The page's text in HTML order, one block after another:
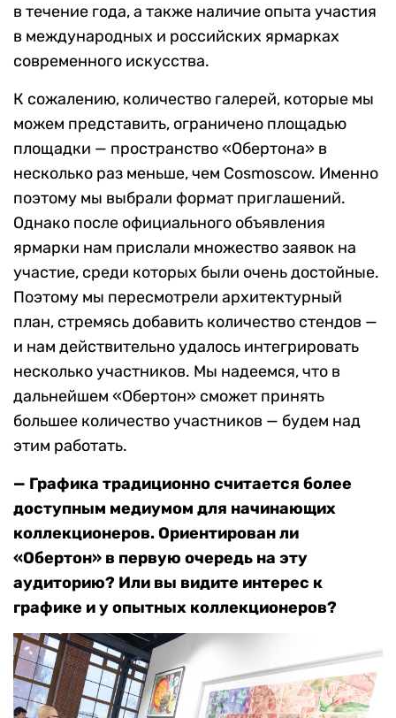
в течение года, а также наличие опыта участия
в международных и российских ярмарках
современного искусства.
К сожалению, количество галерей, которые мы
можем представить, ограничено площадью
площадки — пространство «Обертона» в
несколько раз меньше, чем Сosmoscow. Именно
поэтому мы выбрали формат приглашений.
Однако после официального объявления
ярмарки нам прислали множество заявок на
участие, среди которых были очень достойные.
Поэтому мы пересмотрели архитектурный
план, стремясь добавить количество стендов —
и нам действительно удалось интегрировать
несколько участников. Мы надеемся, что в
дальнейшем «Обертон» сможет принять
большее количество участников — будем над
этим работать.
— Графика традиционно считается более
доступным медиумом для начинающих
коллекционеров. Ориентирован ли
«Обертон» в первую очередь на эту
аудиторию? Или вы видите интерес к
графике и у опытных коллекционеров?